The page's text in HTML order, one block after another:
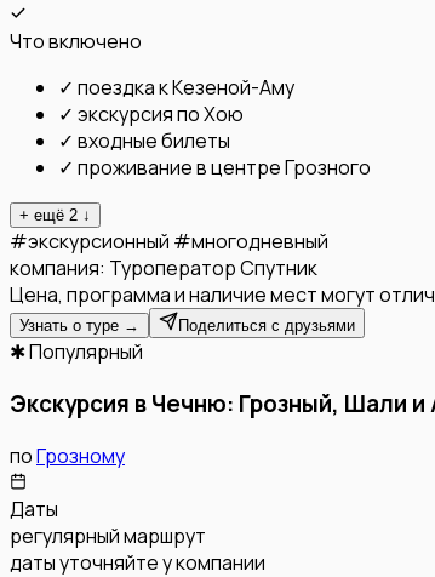
Что включено
✓ поездка к Кезеной-Аму
✓ экскурсия по Хою
✓ входные билеты
✓ проживание в центре Грозного
+ ещё 2 ↓
#экскурсионный #многодневный
компания: Туроператор Спутник
Цена, программа и наличие мест могут
Узнать о туре → Поделиться с друзьями
✱ Популярный
Экскурсия в Чечню: Грозный, Шали и
поГрозному
Даты
регулярный маршрут
даты уточняйте у компании